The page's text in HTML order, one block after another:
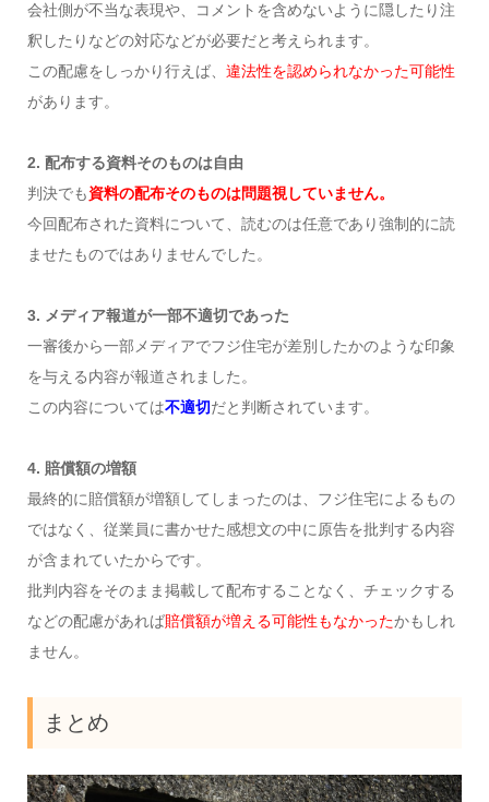
会社側が不当な表現や、コメントを含めないように隠したり注
釈したりなどの対応などが必要だと考えられます。
この配慮をしっかり行えば、 違法性を認められなかった可能性
があります。
2. 配布する資料そのものは自由
判決でも資料の配布そのものは問題視していません。
今回配布された資料について、読むのは任意であり強制的に読
ませたものではありませんでした。
3. メディア報道が一部不適切であった
一審後から一部メディアでフジ住宅が差別したかのような印象
を与える内容が報道されました。
この内容については不適切だと判断されています。
4. 賠償額の増額
最終的に賠償額が増額してしまったのは、フジ住宅によるもの
ではなく、従業員に書かせた感想文の中に原告を批判する内容
が含まれていたからです。
批判内容をそのまま掲載して配布することなく、チェックする
などの配慮があれば賠償額が増える可能性もなかったかもしれ
ません。
まとめ